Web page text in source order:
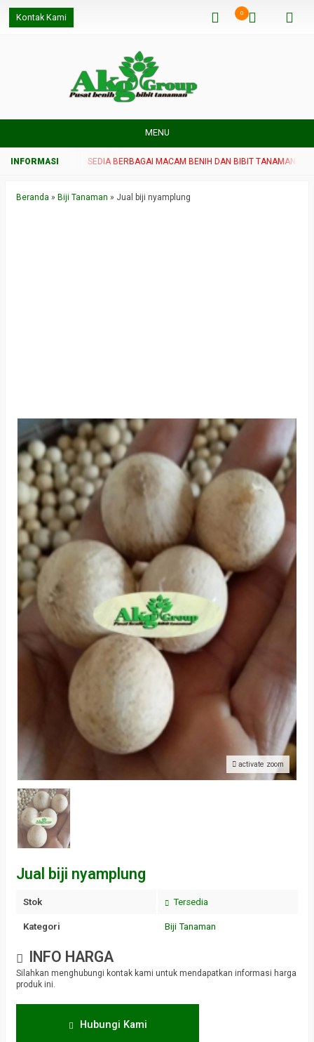
Kontak Kami 0
MENU
UNGGUL SEDIA BERBAGAI MACAM BENIH DAN BIBIT TANAMAN UNGGUL
Beranda » Biji Tanaman » Jual biji nyamplung
activate zoom
Jual biji nyamplung
Stok Tersedia
Kategori Biji Tanaman
INFO HARGA
Silahkan menghubungi kontak kami untuk mendapatkan informasi harga
produk ini.
Hubungi Kami